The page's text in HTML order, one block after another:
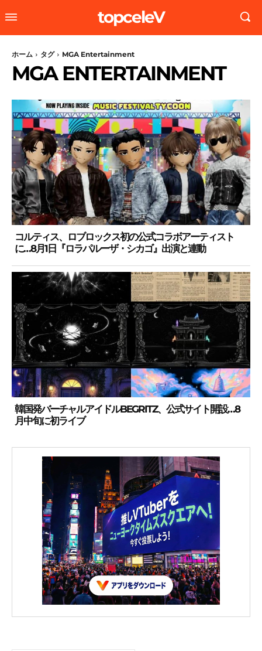
topceleV
ホーム タグ MGA Entertainment
MGA ENTERTAINMENT
コルティス、ロブロックス初の公式コラボアーティスト
に…8月1日『ロラパルーザ・シカゴ』出演と連動
韓国発バーチャルアイドルBEGRITZ、公式サイト開設…8
月中旬に初ライブ